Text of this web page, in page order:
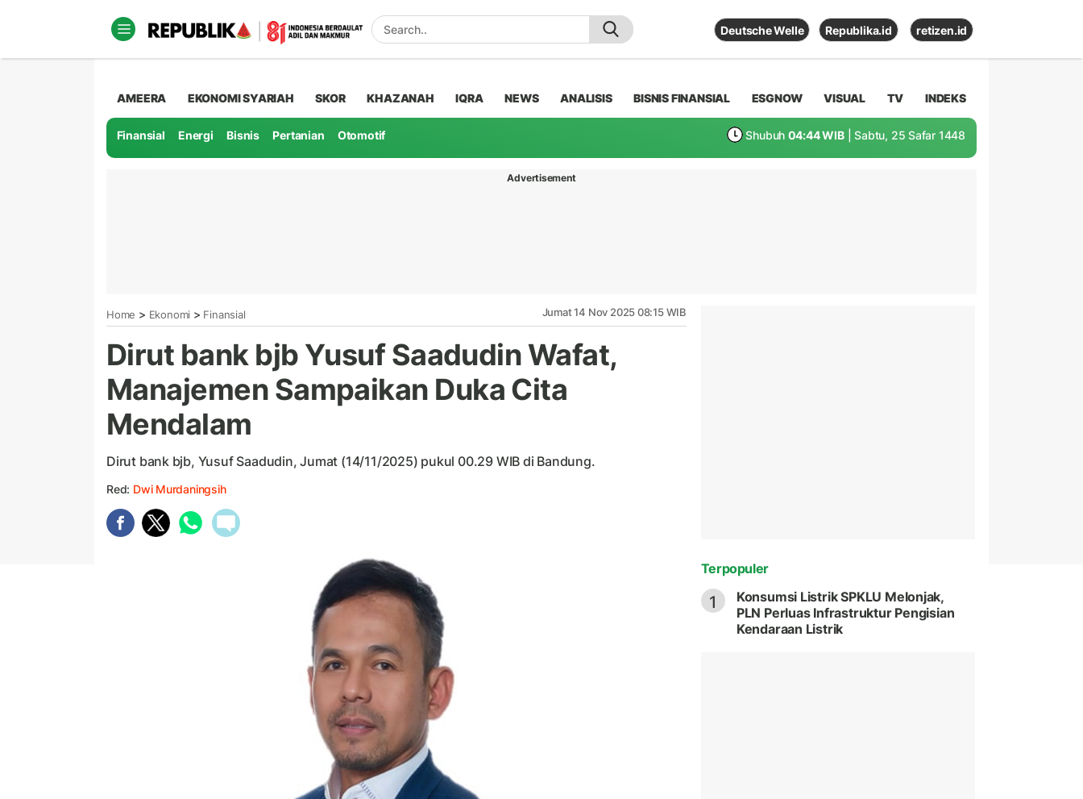
Deutsche Welle Republika.id retizen.id
AMEERA EKONOMI SYARIAH SKOR KHAZANAH IQRA NEWS ANALISIS BISNIS FINANSIAL ESGNOW VISUAL TV INDEKS
Finansial Energi Bisnis Pertanian Otomotif Shubuh 04:44 WIB | Sabtu, 25 Safar 1448
Advertisement
Home > Ekonomi > Finansial Jumat 14 Nov 2025 08:15 WIB
Dirut bank bjb Yusuf Saadudin Wafat,
Manajemen Sampaikan Duka Cita
Mendalam
Dirut bank bjb, Yusuf Saadudin, Jumat (14/11/2025) pukul 00.29 WIB di Bandung.
Red: Dwi Murdaningsih
Terpopuler
1
Konsumsi Listrik SPKLU Melonjak,
PLN Perluas Infrastruktur Pengisian
Kendaraan Listrik